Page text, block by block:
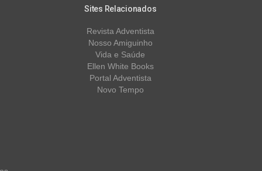
Sites Relacionados
Revista Adventista
Nosso Amiguinho
Vida e Saúde
Ellen White Books
Portal Adventista
Novo Tempo